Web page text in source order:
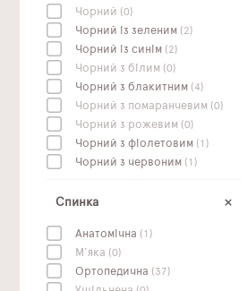
Чорний (0)
Чорний із зеленим (2)
Чорний із синім (2)
Чорний з білим (0)
Чорний з блакитним (4)
Чорний з помаранчевим (0)
Чорний з рожевим (0)
Чорний з фіолетовим (1)
Чорний з червоним (1)
Спинка
Анатомічна (1)
М'яка (0)
Ортопедична (37)